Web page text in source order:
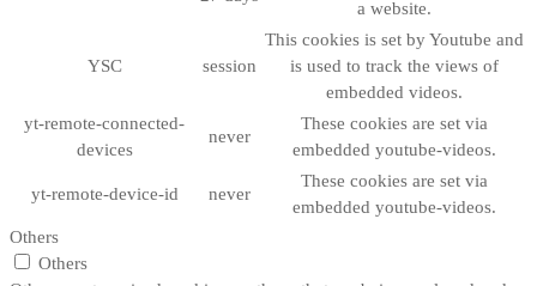
a website.
YSC session
This cookies is set by Youtube and
is used to track the views of
embedded videos.
yt-remote-connected-
devices
never
These cookies are set via
embedded youtube-videos.
yt-remote-device-id never
These cookies are set via
embedded youtube-videos.
Others
Others